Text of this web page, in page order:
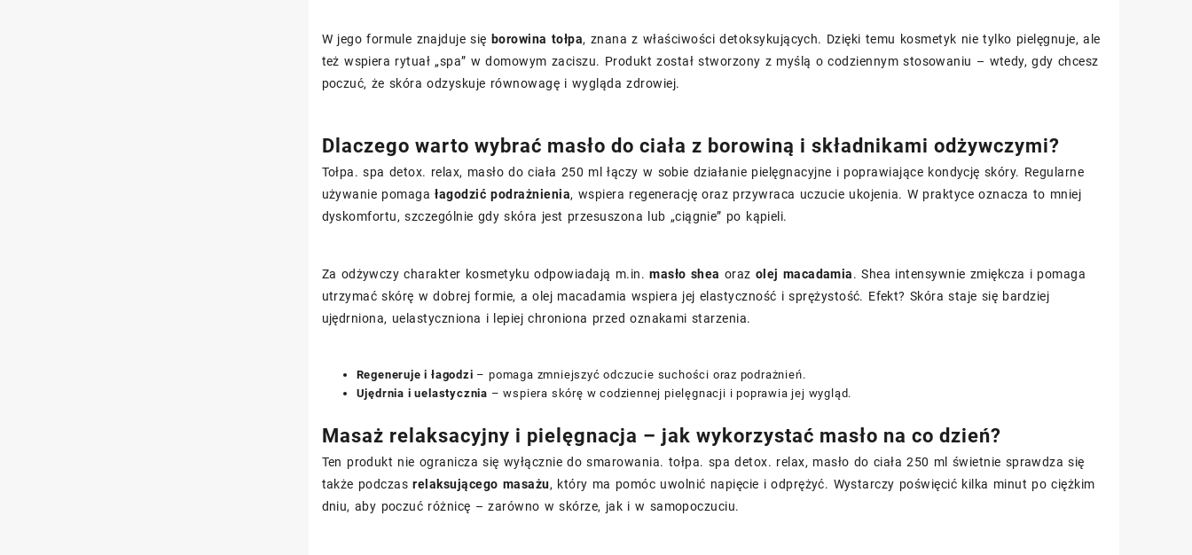
W jego formule znajduje się borowina tołpa, znana z właściwości detoksykujących. Dzięki temu kosmetyk nie tylko pielęgnuje, ale
też wspiera rytuał „spa” w domowym zaciszu. Produkt został stworzony z myślą o codziennym stosowaniu – wtedy, gdy chcesz
poczuć, że skóra odzyskuje równowagę i wygląda zdrowiej.
Dlaczego warto wybrać masło do ciała z borowiną i składnikami odżywczymi?
Tołpa. spa detox. relax, masło do ciała 250 ml łączy w sobie działanie pielęgnacyjne i poprawiające kondycję skóry. Regularne
używanie pomagałagodzić podrażnienia, wspiera regenerację oraz przywraca uczucie ukojenia. W praktyce oznacza to mniej
dyskomfortu, szczególnie gdy skóra jest przesuszona lub „ciągnie” po kąpieli.
Za odżywczy charakter kosmetyku odpowiadają m.in.masło shea oraz olej macadamia. Shea intensywnie zmiękcza i pomaga
utrzymać skórę w dobrej formie, a olej macadamia wspiera jej elastyczność i sprężystość. Efekt? Skóra staje się bardziej
ujędrniona, uelastyczniona i lepiej chroniona przed oznakami starzenia.
Regeneruje i łagodzi – pomaga zmniejszyć odczucie suchości oraz podrażnień.
Ujędrnia i uelastycznia – wspiera skórę w codziennej pielęgnacji i poprawia jej wygląd.
Masaż relaksacyjny i pielęgnacja – jak wykorzystać masło na co dzień?
Ten produkt nie ogranicza się wyłącznie do smarowania. tołpa. spa detox. relax, masło do ciała 250 ml świetnie sprawdza się
także podczasrelaksującego masażu, który ma pomóc uwolnić napięcie i odprężyć. Wystarczy poświęcić kilka minut po ciężkim
dniu, aby poczuć różnicę – zarówno w skórze, jak i w samopoczuciu.